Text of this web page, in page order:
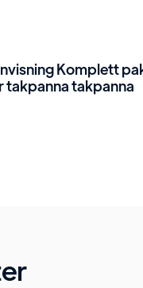
Komplett
takpanna